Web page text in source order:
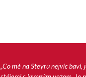
„Co mě na Steyru nejvíc